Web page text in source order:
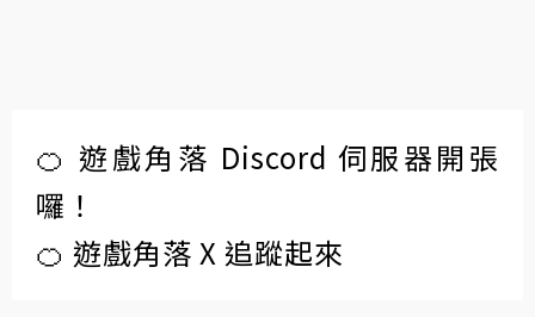
🍊 遊戲角落 Discord 伺服器開張
囉！
🍊 遊戲角落 X 追蹤起來